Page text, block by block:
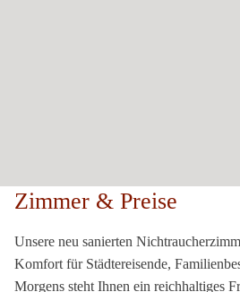
Zimmer & Preise
Unsere neu sanierten
Komfort für Städtereisende,
Morgens steht Ihnen ein reichhaltiges